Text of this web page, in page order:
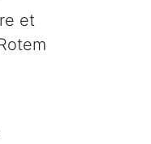
et